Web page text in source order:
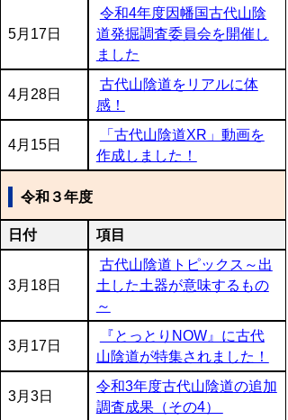
5月17日
令和4年度因幡国古代山陰
道発掘調査委員会を開催し
ました
4月28日
古代山陰道をリアルに体
感！
4月15日
「古代山陰道XR」動画を
作成しました！
令和３年度
日付 項目
3月18日
古代山陰道トピックス～出
土した土器が意味するもの
～
3月17日
『とっとりNOW』に古代
山陰道が特集されました！
3月3日
令和3年度古代山陰道の追加
調査成果（その4）